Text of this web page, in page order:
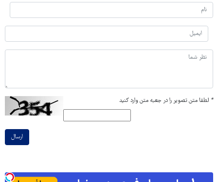
* لطفا متن تصویر را در جعبه متن وارد کنید
ارسال